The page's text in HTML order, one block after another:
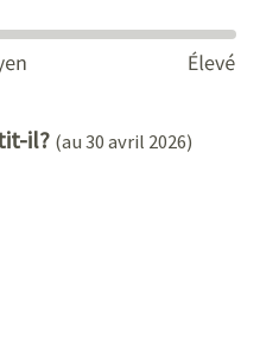
il? (au 30 avril 2026)